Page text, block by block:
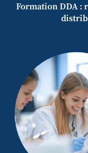
Formation DDA :